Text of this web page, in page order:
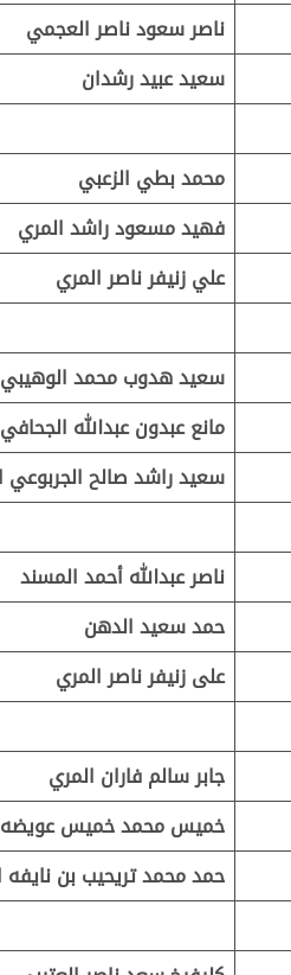
ناصر سعود ناصر العجمي
سعيد عبيد رشدان
محمد بطي الزعبي
فهيد مسعود راشد المري
علي زنيفر ناصر المري
سعيد هدوب محمد الوهيبي
مانع عبدون عبدالله الجحافي
سعيد راشد صالح الجربوعي
ناصر عبدالله أحمد المسند
حمد سعيد الدهن
على زنيفر ناصر المري
جابر سالم فاران المري
خميس محمد خميس عويضه
حمد محمد تريحيب بن نايفه